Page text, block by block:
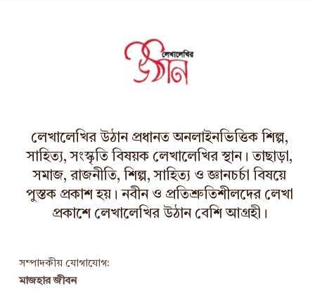
লেখালেখির উঠান প্রধানত অনলাইনভিত্তিক শিল্প,
সাহিত্য, সংস্কৃতি বিষয়ক লেখালেখির স্থান। তাছাড়া,
সমাজ, রাজনীতি, শিল্প, সাহিত্য ও জ্ঞানচর্চা বিষয়ে
পুস্তক প্রকাশ হয়। নবীন ও প্রতিশ্রুতিশীলদের লেখা
প্রকাশে লেখালেখির উঠান বেশি আগ্রহী।
সম্পাদকীয় যোগাযোগ:
মাজহার জীবন